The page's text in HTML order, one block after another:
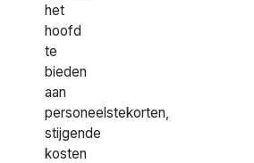
het
hoofd
te
bieden
aan
personeelstekorten,
stijgende
kosten